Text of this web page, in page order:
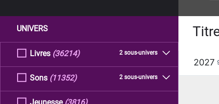
UNIVERS
Livres 2 sous-univers
(36214)
Sons 2 sous-univers
(11352)
2027